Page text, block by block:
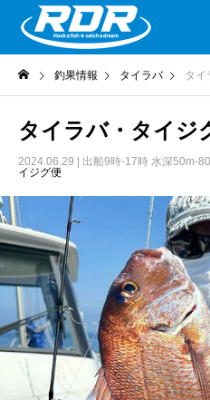
釣果情報 タイラバ タイ
タイラバ・タイジ
2024.06.29 | 出船9時-17時 水深50m-
イジグ便